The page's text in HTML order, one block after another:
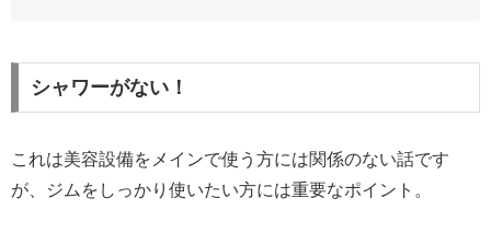
シャワーがない！
これは美容設備をメインで使う方には関係のない話です
が、ジムをしっかり使いたい方には重要なポイント。